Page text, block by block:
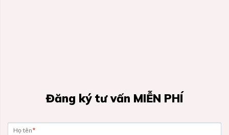
Đăng ký tư vấn MIỄN PHÍ
Họ tên*